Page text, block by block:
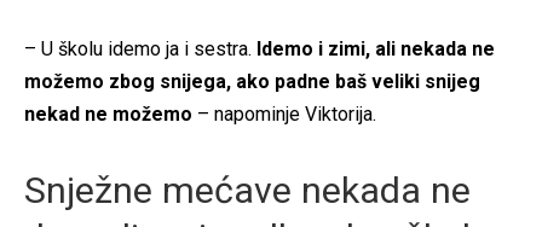
– U školu idemo ja i sestra. Idemo i zimi, ali nekada ne
možemo zbog snijega, ako padne baš veliki snijeg
nekad ne možemo – napominje Viktorija.
Snježne mećave nekada ne